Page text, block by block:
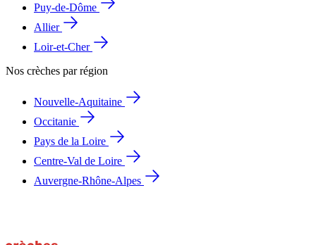
Puy-de-Dôme
Allier
Loir-et-Cher
Nos crèches par région
Nouvelle-Aquitaine
Occitanie
Pays de la Loire
Centre-Val de Loire
Auvergne-Rhône-Alpes